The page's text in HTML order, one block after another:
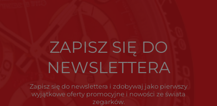
ZAPISZ SIĘ DO
NEWSLETTERA
Zapisz się do newslettera i zdobywaj jako pierwszy
wyjątkowe oferty promocyjne i nowości ze świata
zegarków.